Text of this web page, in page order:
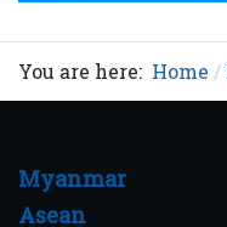
You are here: Home
Myanmar
Asean